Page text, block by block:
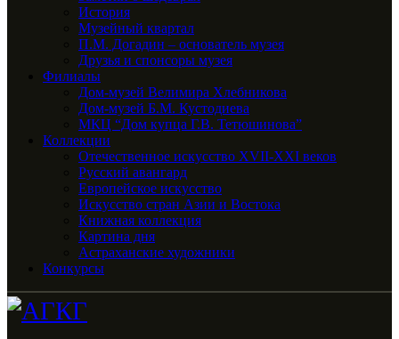
История
Музейный квартал
П.М. Догадин – основатель музея
Друзья и спонсоры музея
Филиалы
Дом-музей Велимира Хлебникова
Дом-музей Б.М. Кустодиева
МКЦ “Дом купца Г.В. Тетюшинова”
Коллекции
Отечественное искусство XVII-XXI веков
Русский авангард
Европейское искусство
Искусство стран Азии и Востока
Книжная коллекция
Картина дня
Астраханские художники
Конкурсы